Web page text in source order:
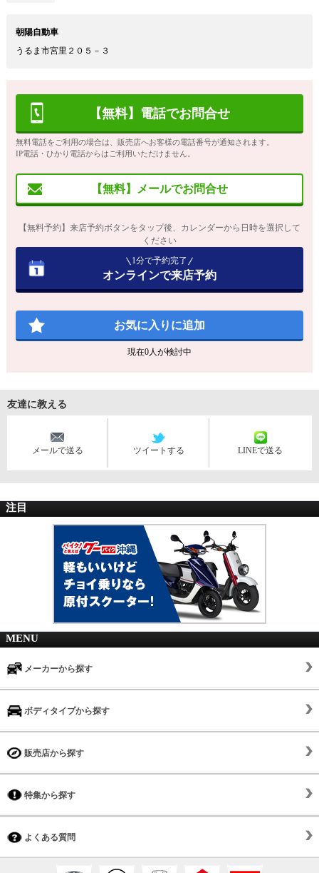
朝陽自動車
うるま市宮里２０５－３
【無料】電話でお問合せ
無料電話をご利用の場合は、販売店へお客様の電話番号が通知されます。
IP電話・ひかり電話からはご利用いただけません。
【無料】メールでお問合せ
【無料予約】来店予約ボタンをタップ後、カレンダーから日時を選択して
ください
1分で予約完了
オンラインで来店予約
お気に入りに追加
現在0人が検討中
友達に教える
メールで送る ツイートする LINEで送る
注目
MENU
メーカーから探す
ボディタイプから探す
販売店から探す
特集から探す
よくある質問